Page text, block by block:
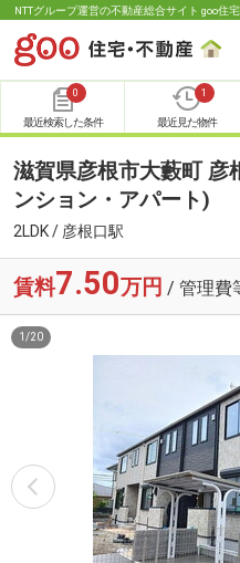
NTTグループ運営の不動産総合サイト goo住
0
最近検索した条件
1
最近見た物件
滋賀県彦根市大藪町 彦
ンション・アパート)
2LDK / 彦根口駅
賃料7.50万円 / 管理費
1 /20